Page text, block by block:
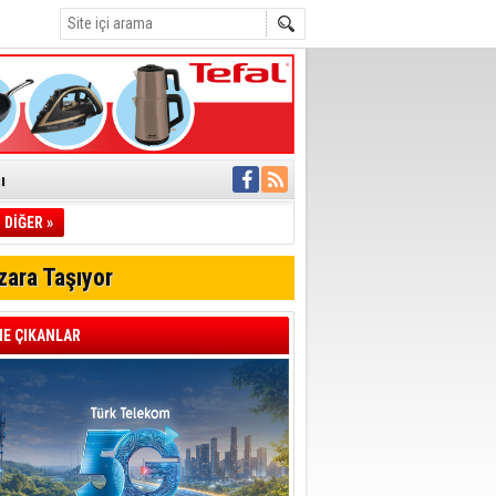
İletti
müdahale
Geçti
DİĞER »
Taşıyor
ÇIKANLAR